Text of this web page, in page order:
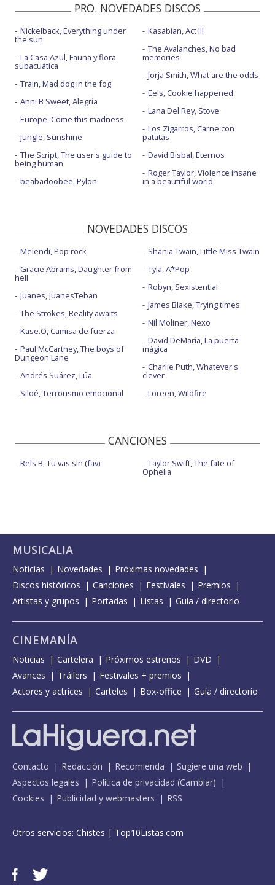
PRO. NOVEDADES DISCOS
Nickelback, Everything under
the sun
La Casa Azul, Fauna y flora
subacuática
Train, Mad dog in the fog
Anni B Sweet, Alegría
Europe, Come this madness
Jungle, Sunshine
The Script, The user's guide to
being human
beabadoobee, Pylon
Kasabian, Act III
The Avalanches, No bad
memories
Jorja Smith, What are the odds
Eels, Cookie happened
Lana Del Rey, Stove
Los Zigarros, Carne con
patatas
David Bisbal, Eternos
Roger Taylor, Violence insane
in a beautiful world
NOVEDADES DISCOS
Melendi, Pop rock
Gracie Abrams, Daughter from
hell
Juanes, JuanesTeban
The Strokes, Reality awaits
Kase.O, Camisa de fuerza
Paul McCartney, The boys of
Dungeon Lane
Andrés Suárez, Lúa
Siloé, Terrorismo emocional
Shania Twain, Little Miss Twain
Tyla, A*Pop
Robyn, Sexistential
James Blake, Trying times
Nil Moliner, Nexo
David DeMaría, La puerta
mágica
Charlie Puth, Whatever's
clever
Loreen, Wildfire
CANCIONES
Rels B, Tu vas sin (fav) Taylor Swift, The fate of
Ophelia
MUSICALIA
Noticias Novedades
Próximas novedades
Discos históricos
Canciones Festivales
Premios
Artistas y grupos
Portadas Listas Guía / directorio
CINEMANÍA
Noticias Cartelera Próximos estrenos
DVD
Avances
Tráilers
Festivales + premios
Actores y actrices
Carteles Box-office Guía / directorio
Contacto Redacción Recomienda
Sugiere una web
Aspectos legales
Política de privacidad (Cambiar)
Cookies
Publicidad y webmasters RSS
Otros servicios: Chistes | Top10Listas.com